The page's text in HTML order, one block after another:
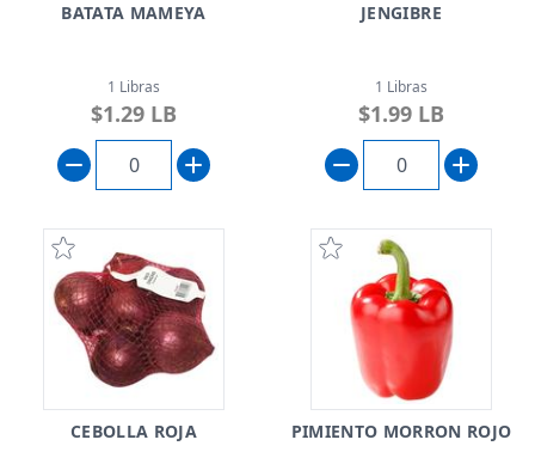
BATATA MAMEYA
1 Libras
$1.29 LB
JENGIBRE
1 Libras
$1.99 LB
CEBOLLA ROJA PIMIENTO MORRON ROJO